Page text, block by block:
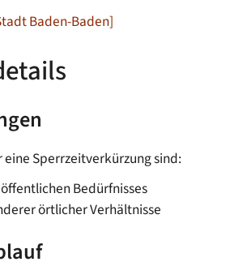
Baden-Baden]
eine Sperrzeitverkürzung sind:
Bedürfnisses
örtlicher Verhältnisse